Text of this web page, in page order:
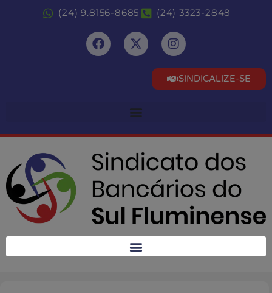
(24) 9.8156-8685 (24) 3323-2848
SINDICALIZE-SE